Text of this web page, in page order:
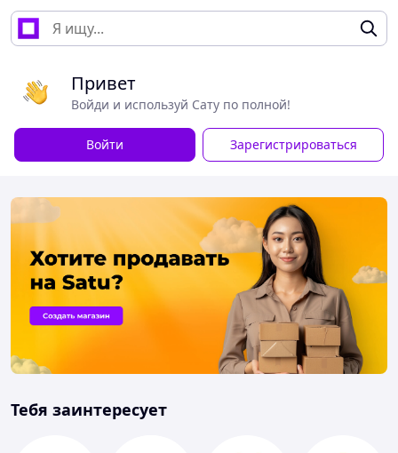
Привет
Войди и используй Сату по полной!
Войти Зарегистрироваться
Тебя заинтересует